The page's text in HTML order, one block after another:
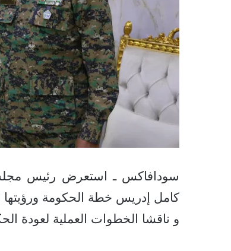
سودافاكس ـ استعرض رئيس مجلس
كامل إدريس خطة الحكومة ورؤيتها
و ناقشا الخطوات العملية لعودة